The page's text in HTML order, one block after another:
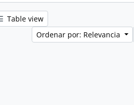
Table view
Ordenar por: Relevancia